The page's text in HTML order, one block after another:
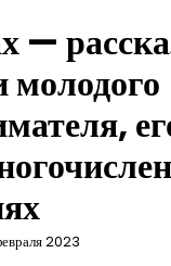
—
молодого
2023